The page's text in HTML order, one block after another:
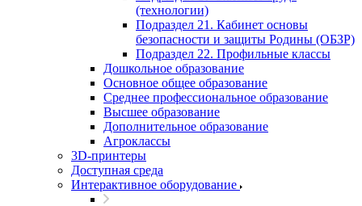
(технологии)
Подраздел 21. Кабинет основы
безопасности и защиты Родины (ОБЗР)
Подраздел 22. Профильные классы
Дошкольное образование
Основное общее образование
Среднее профессиональное образование
Высшее образование
Дополнительное образование
Агроклассы
3D-принтеры
Доступная среда
Интерактивное оборудование